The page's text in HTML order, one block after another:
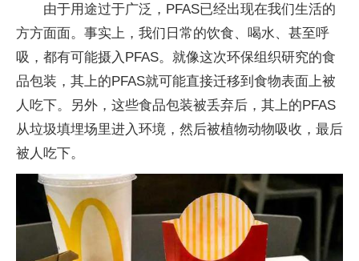
由于用途过于广泛，PFAS已经出现在我们生活的
方方面面。事实上，我们日常的饮食、喝水、甚至呼
吸，都有可能摄入PFAS。就像这次环保组织研究的食
品包装，其上的PFAS就可能直接迁移到食物表面上被
人吃下。另外，这些食品包装被丢弃后，其上的PFAS
从垃圾填埋场里进入环境，然后被植物动物吸收，最后
被人吃下。